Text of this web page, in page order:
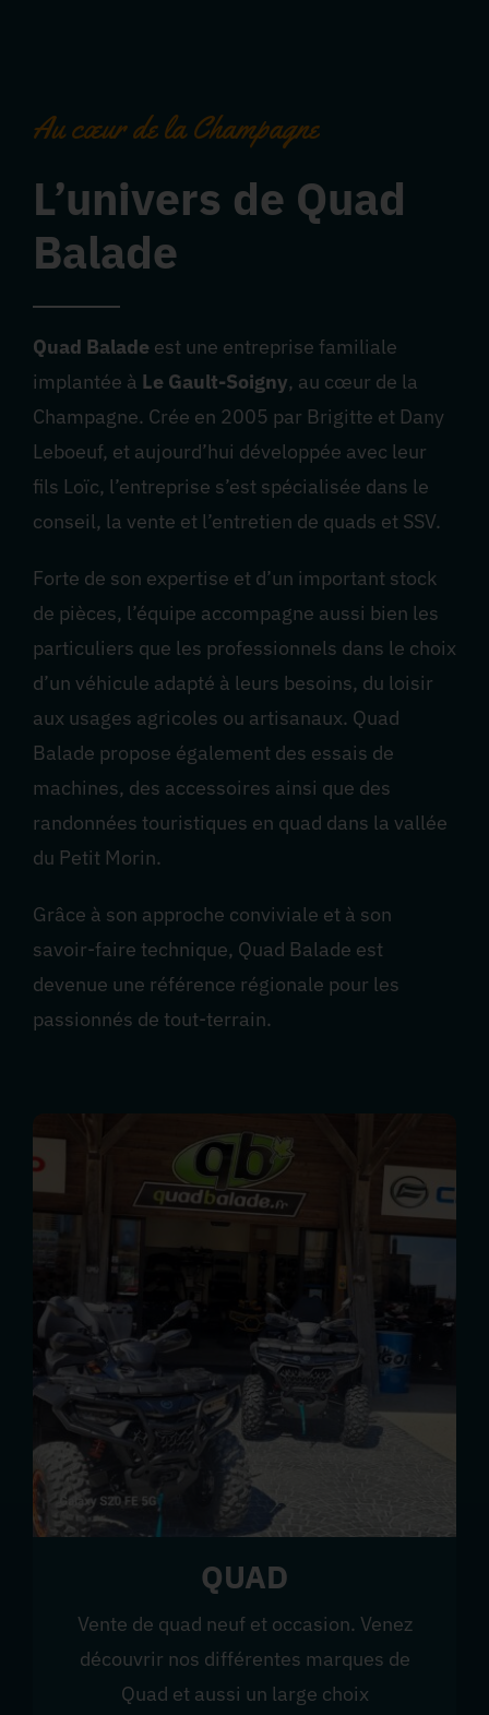
Au cœur de la Champagne
L’univers de Quad
Balade
Quad Balade est une entreprise familiale
implantée à Le Gault-Soigny, au cœur de la
Champagne. Crée en 2005 par Brigitte et Dany
Leboeuf, et aujourd’hui développée avec leur
fils Loïc, l’entreprise s’est spécialisée dans le
conseil, la vente et l’entretien de quads et SSV.
Forte de son expertise et d’un important stock
de pièces, l’équipe accompagne aussi bien les
particuliers que les professionnels dans le choix
d’un véhicule adapté à leurs besoins, du loisir
aux usages agricoles ou artisanaux. Quad
Balade propose également des essais de
machines, des accessoires ainsi que des
randonnées touristiques en quad dans la vallée
du Petit Morin.
Grâce à son approche conviviale et à son
savoir-faire technique, Quad Balade est
devenue une référence régionale pour les
passionnés de tout-terrain.
QUAD
Vente de quad neuf et occasion. Venez
découvrir nos différentes marques de
Quad et aussi un large choix